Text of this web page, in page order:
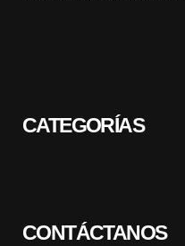
CATEGORÍAS
CONTÁCTANOS